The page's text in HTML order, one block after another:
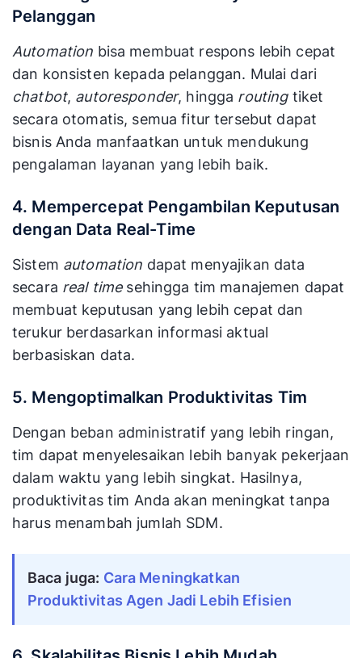
Pelanggan
Automation bisa membuat respons lebih cepat
dan konsisten kepada pelanggan. Mulai dari
chatbot, autoresponder, hingga routingtiket
secara otomatis, semua fitur tersebut dapat
bisnis Anda manfaatkan untuk mendukung
pengalaman layanan yang lebih baik.
4. Mempercepat Pengambilan Keputusan
dengan Data Real-Time
Sistem automation dapat menyajikan data
secara real timesehingga tim manajemen dapat
membuat keputusan yang lebih cepat dan
terukur berdasarkan informasi aktual
berbasiskan data.
5. Mengoptimalkan Produktivitas Tim
Dengan beban administratif yang lebih ringan,
tim dapat menyelesaikan lebih banyak pekerjaan
dalam waktu yang lebih singkat. Hasilnya,
produktivitas tim Anda akan meningkat tanpa
harus menambah jumlah SDM.
Baca juga: Cara Meningkatkan
Produktivitas Agen Jadi Lebih Efisien